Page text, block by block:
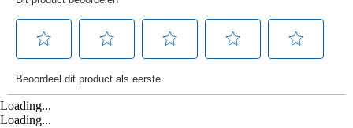
Loading...
Loading...